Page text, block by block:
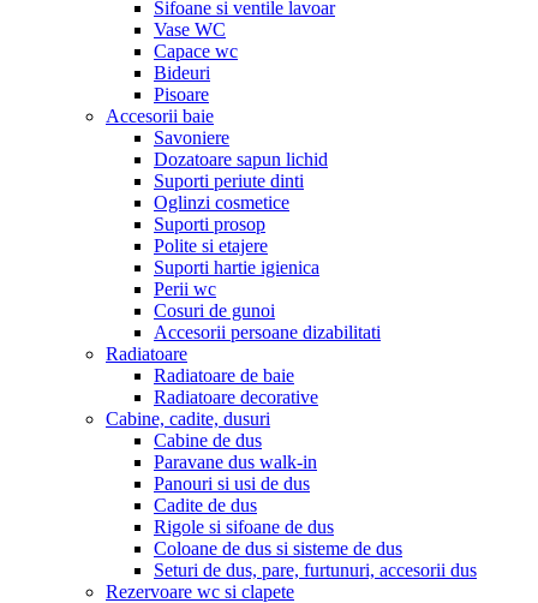
Sifoane si ventile lavoar
Vase WC
Capace wc
Bideuri
Pisoare
Accesorii baie
Savoniere
Dozatoare sapun lichid
Suporti periute dinti
Oglinzi cosmetice
Suporti prosop
Polite si etajere
Suporti hartie igienica
Perii wc
Cosuri de gunoi
Accesorii persoane dizabilitati
Radiatoare
Radiatoare de baie
Radiatoare decorative
Cabine, cadite, dusuri
Cabine de dus
Paravane dus walk-in
Panouri si usi de dus
Cadite de dus
Rigole si sifoane de dus
Coloane de dus si sisteme de dus
Seturi de dus, pare, furtunuri, accesorii dus
Rezervoare wc si clapete